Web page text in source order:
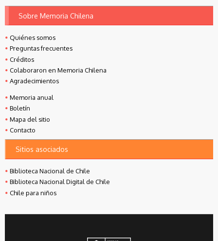
Sobre Memoria Chilena
Quiénes somos
Preguntas frecuentes
Créditos
Colaboraron en Memoria Chilena
Agradecimientos
Memoria anual
Boletín
Mapa del sitio
Contacto
Sitios asociados
Biblioteca Nacional de Chile
Biblioteca Nacional Digital de Chile
Chile para niños